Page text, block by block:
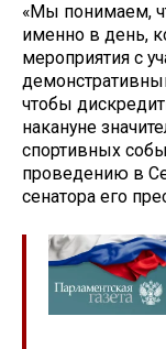
«Мы понимаем,
именно в день,
мероприятия с
чтобы
накануне
спортивных
проведению в
сенатора его